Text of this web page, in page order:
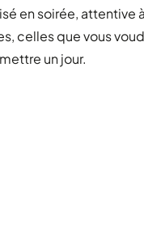
en soirée, attentive
celles que vous
un jour.